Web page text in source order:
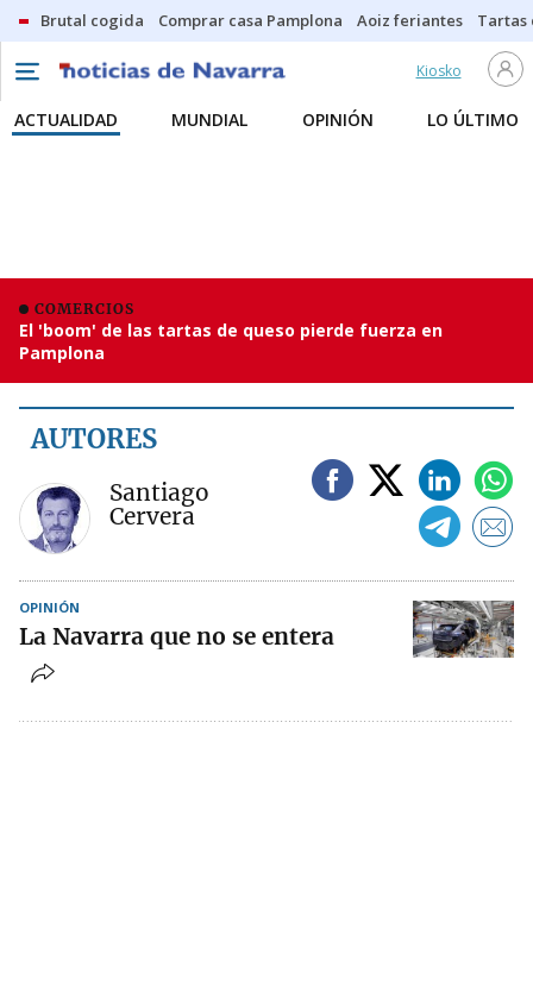
Brutal cogida Comprar casa Pamplona Aoiz feriantes Tartas
Kiosko
ACTUALIDAD MUNDIAL OPINIÓN LO ÚLTIMO
COMERCIOS
El 'boom' de las tartas de queso pierde fuerza en
Pamplona
AUTORES
Santiago
Cervera
OPINIÓN
La Navarra que no se entera